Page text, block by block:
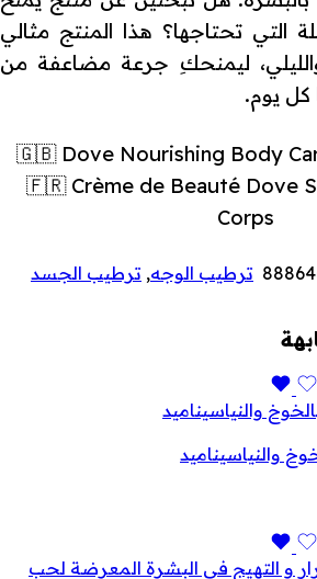
التي تحتاجها؟ هذا المنتج مثالي
ليمنحكِ جرعة مضاعفة من
كل يوم.
🇬🇧 Dove Nourishing Body
🇫🇷 Crème de Beauté Dove
Corps
ترطيب الوجه, ترطيب الجسد
والنياسيناميد